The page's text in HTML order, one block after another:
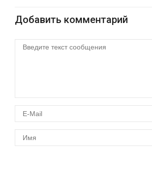
Добавить комментарий